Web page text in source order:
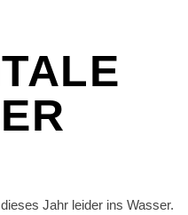
Jahr leider ins Wasser.